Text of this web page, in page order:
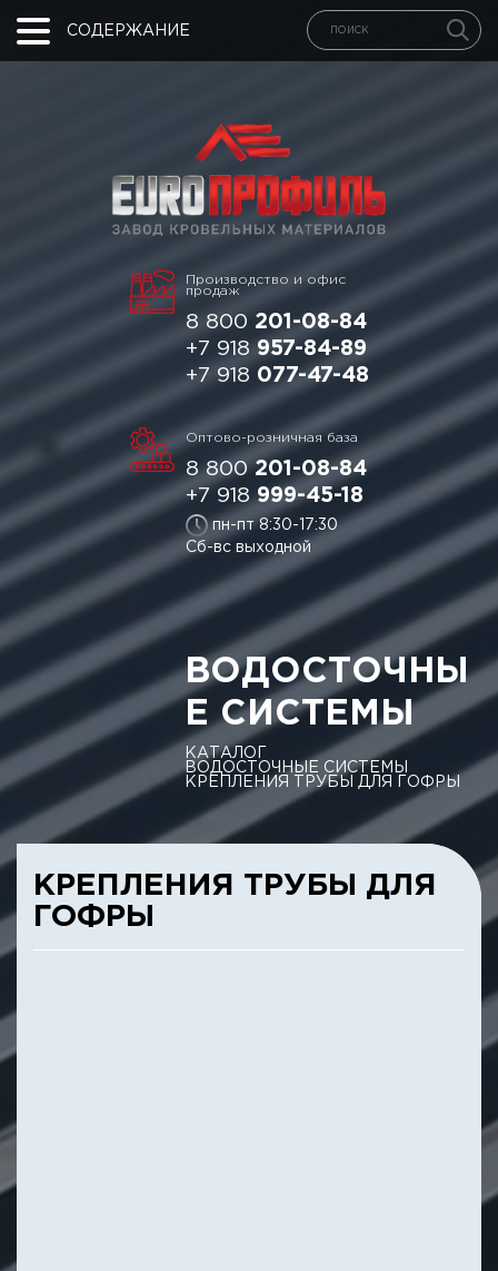
СОДЕРЖАНИЕ
Производство и офис
продаж
8 800 201-08-84
+7 918 957-84-89
+7 918 077-47-48
Оптово-розничная база
8 800201-08-84
+7 918999-45-18
пн-пт 8:30-17:30
Сб-вс выходной
ВОДОСТОЧНЫ
Е СИСТЕМЫ
КАТАЛОГ
ВОДОСТОЧНЫЕ СИСТЕМЫ
КРЕПЛЕНИЯ ТРУБЫ ДЛЯ ГОФРЫ
КРЕПЛЕНИЯ ТРУБЫ ДЛЯ
ГОФРЫ